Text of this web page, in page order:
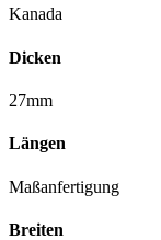
Kanada
Dicken
27mm
Längen
Maßanfertigung
Breiten